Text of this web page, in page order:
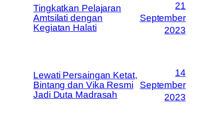
Tingkatkan Pelajaran
Amtsilati dengan
Kegiatan Halati
21
September
2023
Lewati Persaingan Ketat,
Bintang dan Vika Resmi
Jadi Duta Madrasah
14
September
2023